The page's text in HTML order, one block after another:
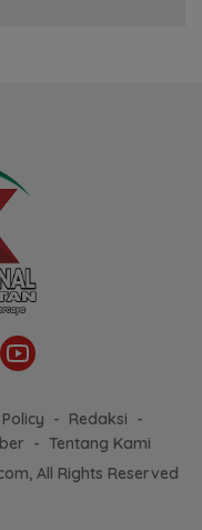
Redaksi
Tentang Kami
All Rights Reserved